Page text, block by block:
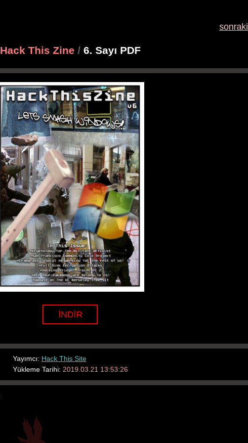
sonraki
Hack This Zine /6. Sayı PDF
İNDİR
Yayımcı: Hack This Site
Yükleme Tarihi: 2019.03.21 13:53:26